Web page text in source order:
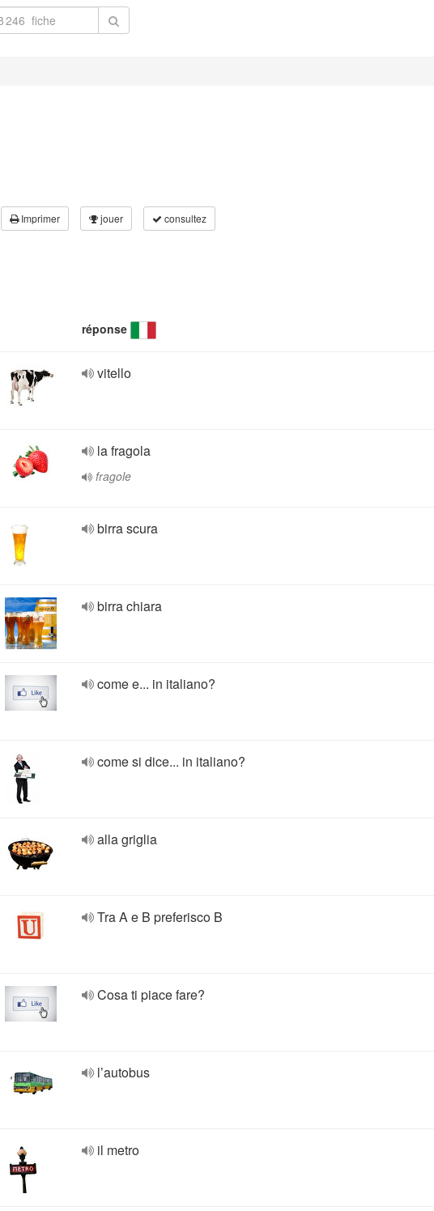
Imprimer jouer consultez
réponse
vitello
la fragola
fragole
birra scura
birra chiara
come e... in italiano?
come si dice... in italiano?
alla griglia
Tra A e B preferisco B
Cosa ti piace fare?
l’autobus
il metro